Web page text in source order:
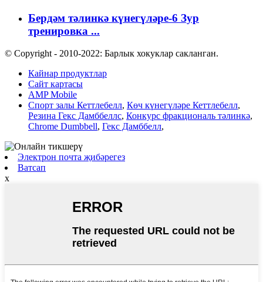
Бердәм тәлинкә күнегүләре-6 Зур
тренировка ...
© Copyright - 2010-2022: Барлык хокуклар сакланган.
Кайнар продуктлар
Сайт картасы
AMP Mobile
Спорт залы Кеттлебелл, Көч күнегүләре Кеттлебелл,
Резина Гекс Дамббеллс, Конкурс фракциональ тәлинкә,
Chrome Dumbbell, Гекс Дамббелл,
Электрон почта җибәрегез
Ватсап
x